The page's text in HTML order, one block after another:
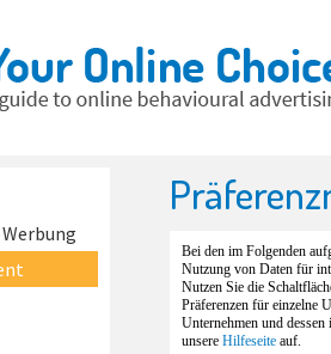
Bei den im Folgenden
Nutzung von Daten für
Nutzen Sie die
Präferenzen für einzelne
Unternehmen und
unsere Hilfeseite auf.